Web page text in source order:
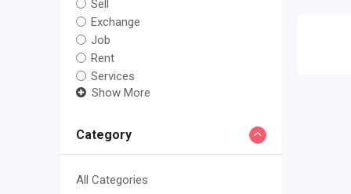
Sell
Exchange
Job
Rent
Services
Show More
Category
All Categories